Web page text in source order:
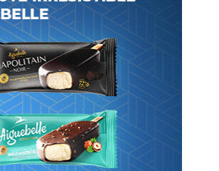
pas non plus de la présence
en territoire gambien, alors
Yahya Jammeh et son
que soulèvent les
victimes directes de sa
signé avec les négociateurs
garanties. Mais, à l'époque
en l'occurrence Marcel Alain